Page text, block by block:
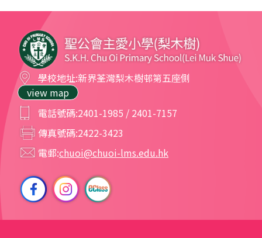
頁
學校地址:新界荃灣梨木樹邨第五座側
view map
電話號碼:2401-1985 / 2401-7157
傳真號碼:2422-3423
電郵:chuoi@chuoi-lms.edu.hk